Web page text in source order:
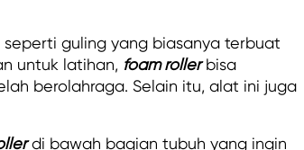
guling yang biasanya terbuat
untuk latihan, foam rollerbisa
berolahraga. Selain itu, alat ini juga
di bawah bagian tubuh yang ingin